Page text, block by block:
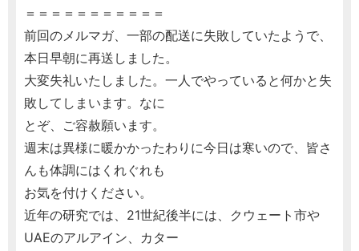
＝＝＝＝＝＝＝＝＝＝＝
前回のメルマガ、一部の配送に失敗していたようで、
本日早朝に再送しました。
大変失礼いたしました。一人でやっていると何かと失
敗してしまいます。なに
とぞ、ご容赦願います。
週末は異様に暖かかったわりに今日は寒いので、皆さ
んも体調にはくれぐれも
お気を付けください。
近年の研究では、21世紀後半には、クウェート市や
UAEのアルアイン、カター